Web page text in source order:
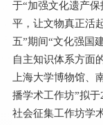
于“加强文化遗产
平，让文物真正活
五”期间“文化强国
自主知识体系方面
上海大学博物馆、
播学术工作坊”拟
社会征集工作坊学